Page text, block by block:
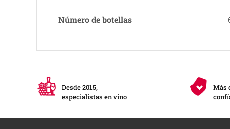
Número de botellas
Desde 2015,
especialistas en vino
Más